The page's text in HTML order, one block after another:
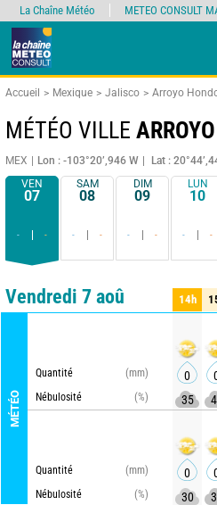
Accueil Mexique Jalisco Arroyo
MÉTÉO VILLE
MEX Lon : -103°20’,946 W Lat :
VEN
07
- -
SAM
08
- -
DIM
09
- -
LUN
10
- -
Comparateur
Vendredi 7 aoû
MÉTÉO
Quantité
(mm)
Nébulosité
(%)
Quantité
(mm)
Nébulosité
(%)
14h
14h
0
35
0
30
La Chaîne Météo METEO CONSULT